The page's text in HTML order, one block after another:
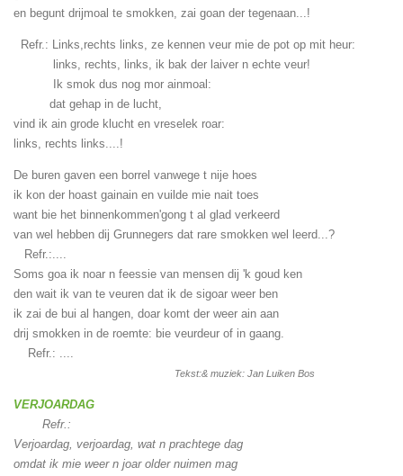
en begunt drijmoal te smokken, zai goan der tegenaan...!
Refr.: Links,rechts links, ze kennen veur mie de pot op mit heur:
links, rechts, links, ik bak der laiver n echte veur!
Ik smok dus nog mor ainmoal:
dat gehap in de lucht,
vind ik ain grode klucht en vreselek roar:
links, rechts links....!
De buren gaven een borrel vanwege t nije hoes
ik kon der hoast gainain en vuilde mie nait toes
want bie het binnenkommen'gong t al glad verkeerd
van wel hebben dij Grunnegers dat rare smokken wel leerd...?
Refr.:....
Soms goa ik noar n feessie van mensen dij 'k goud ken
den wait ik van te veuren dat ik de sigoar weer ben
ik zai de bui al hangen, doar komt der weer ain aan
drij smokken in de roemte: bie veurdeur of in gaang.
Refr.: ....
Tekst:& muziek: Jan Luiken Bos
VERJOARDAG
Refr.:
Verjoardag, verjoardag, wat n prachtege dag
omdat ik mie weer n joar older nuimen mag